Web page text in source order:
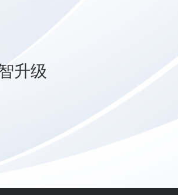
升级